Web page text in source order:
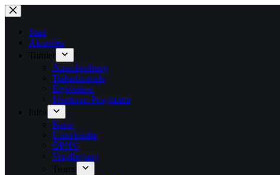
Zum
Inhalt
springenStart
Aktuelles
Turnier
Ausschreibung
Teilnehmende
Ergebnisse
Mentoren-Programm
Infos
Karte
Unterkünfte
ÖPNV
Verpflegung
Teams